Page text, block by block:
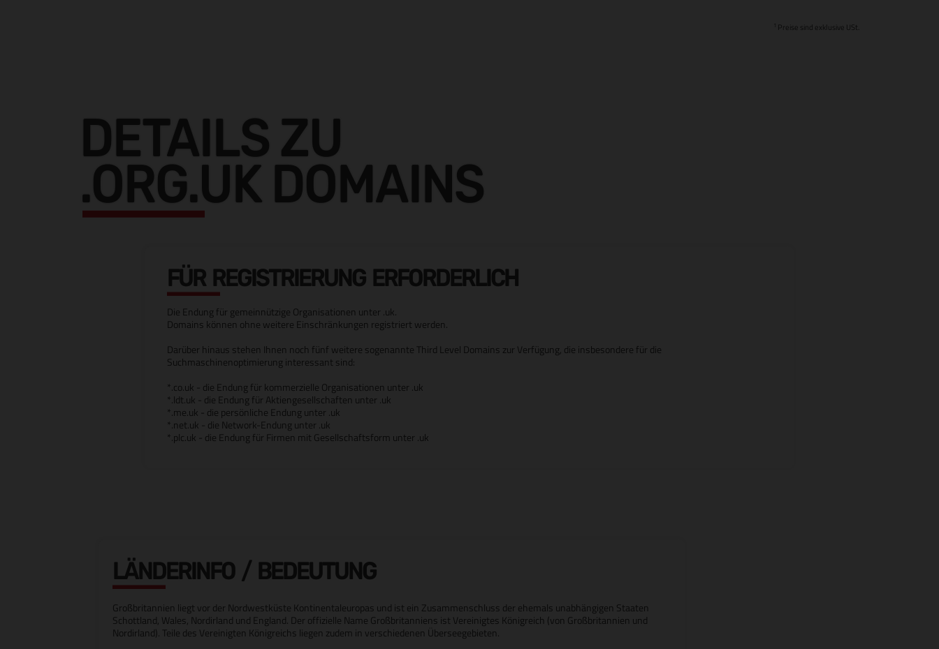
1 Preise sind exklusive USt.
DETAILS ZU
.ORG.UK DOMAINS
FÜR REGISTRIERUNG ERFORDERLICH
Die Endung für gemeinnützige Organisationen unter .uk.
Domains können ohne weitere Einschränkungen registriert werden.
Darüber hinaus stehen Ihnen noch fünf weitere sogenannte Third Level Domains zur Verfügung, die insbesondere für die
Suchmaschinenoptimierung interessant sind:
*.co.uk - die Endung für kommerzielle Organisationen unter .uk
*.ldt.uk - die Endung für Aktiengesellschaften unter .uk
*.me.uk - die persönliche Endung unter .uk
*.net.uk - die Network-Endung unter .uk
*.plc.uk - die Endung für Firmen mit Gesellschaftsform unter .uk
LÄNDERINFO / BEDEUTUNG
Großbritannien liegt vor der Nordwestküste Kontinentaleuropas und ist ein Zusammenschluss der ehemals unabhängigen Staaten
Schottland, Wales, Nordirland und England. Der offizielle Name Großbritanniens ist Vereinigtes Königreich (von Großbritannien und
Nordirland). Teile des Vereinigten Königreichs liegen zudem in verschiedenen Überseegebieten.